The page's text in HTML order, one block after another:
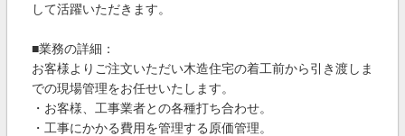
して活躍いただきます。
■業務の詳細：
お客様よりご注文いただい木造住宅の着工前から引き渡しま
での現場管理をお任せいたします。
・お客様、工事業者との各種打ち合わせ。
・工事にかかる費用を管理する原価管理。